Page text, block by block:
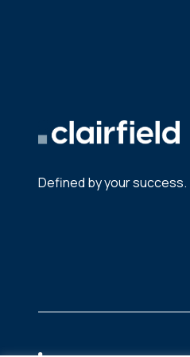
Defined by your success.